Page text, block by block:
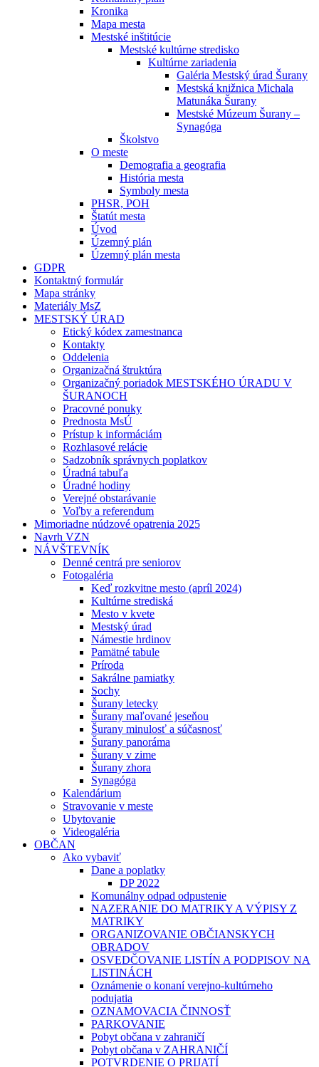
Kronika
Mapa mesta
Mestské inštitúcie
Mestské kultúrne stredisko
Kultúrne zariadenia
Galéria Mestský úrad Šurany
Mestská knižnica Michala
Matunáka Šurany
Mestské Múzeum Šurany –
Synagóga
Školstvo
O meste
Demografia a geografia
História mesta
Symboly mesta
PHSR, POH
Štatút mesta
Úvod
Územný plán
Územný plán mesta
GDPR
Kontaktný formulár
Mapa stránky
Materiály MsZ
MESTSKÝ ÚRAD
Etický kódex zamestnanca
Kontakty
Oddelenia
Organizačná štruktúra
Organizačný poriadok MESTSKÉHO ÚRADU V
ŠURANOCH
Pracovné ponuky
Prednosta MsÚ
Prístup k informáciám
Rozhlasové relácie
Sadzobník správnych poplatkov
Úradná tabuľa
Úradné hodiny
Verejné obstarávanie
Voľby a referendum
Mimoriadne núdzové opatrenia 2025
Navrh VZN
NÁVŠTEVNÍK
Denné centrá pre seniorov
Fotogaléria
Keď rozkvitne mesto (apríl 2024)
Kultúrne strediská
Mesto v kvete
Mestský úrad
Námestie hrdinov
Pamätné tabule
Príroda
Sakrálne pamiatky
Sochy
Šurany letecky
Šurany maľované jeseňou
Šurany minulosť a súčasnosť
Šurany panoráma
Šurany v zime
Šurany zhora
Synagóga
Kalendárium
Stravovanie v meste
Ubytovanie
Videogaléria
OBČAN
Ako vybaviť
Dane a poplatky
DP 2022
Komunálny odpad odpustenie
NAZERANIE DO MATRIKY A VÝPISY Z
MATRIKY
ORGANIZOVANIE OBČIANSKYCH
OBRADOV
OSVEDČOVANIE LISTÍN A PODPISOV NA
LISTINÁCH
Oznámenie o konaní verejno-kultúrneho
podujatia
OZNAMOVACIA ČINNOSŤ
PARKOVANIE
Pobyt občana v zahraničí
Pobyt občana v ZAHRANIČÍ
POTVRDENIE O PRIJATÍ